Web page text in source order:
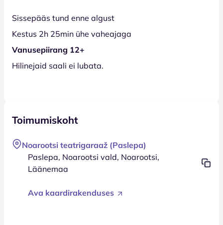
Sissepääs tund enne algust
Kestus 2h 25min ühe vaheajaga
Vanusepiirang 12+
Hilinejaid saali ei lubata.
Toimumiskoht
Noarootsi teatrigaraaž (Paslepa)
Paslepa, Noarootsi vald, Noarootsi,
Läänemaa
Ava kaardirakenduses